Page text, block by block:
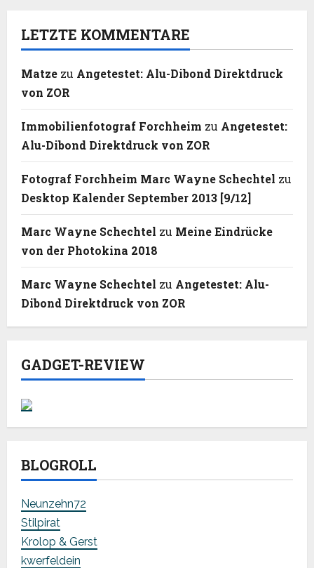
LETZTE KOMMENTARE
Matze zu Angetestet: Alu-Dibond Direktdruck
von ZOR
Immobilienfotograf Forchheim zu Angetestet:
Alu-Dibond Direktdruck von ZOR
Fotograf Forchheim Marc Wayne Schechtel zu
Desktop Kalender September 2013 [9/12]
Marc Wayne Schechtel zu Meine Eindrücke
von der Photokina 2018
Marc Wayne Schechtel zu Angetestet: Alu-
Dibond Direktdruck von ZOR
GADGET-REVIEW
BLOGROLL
Neunzehn72
Stilpirat
Krolop & Gerst
kwerfeldein